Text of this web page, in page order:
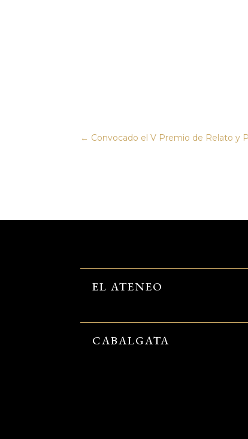
← Convocado el V Premio de Relato y
EL ATENEO
CABALGATA